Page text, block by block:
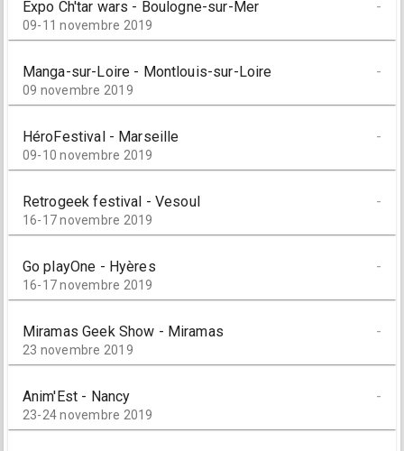
Expo Ch'tar wars - Boulogne-sur-Mer
09-11 novembre 2019
-
Manga-sur-Loire - Montlouis-sur-Loire
09 novembre 2019
-
HéroFestival - Marseille
09-10 novembre 2019
-
Retrogeek festival - Vesoul
16-17 novembre 2019
-
Go playOne - Hyères
16-17 novembre 2019
-
Miramas Geek Show - Miramas
23 novembre 2019
-
Anim'Est - Nancy
23-24 novembre 2019
-